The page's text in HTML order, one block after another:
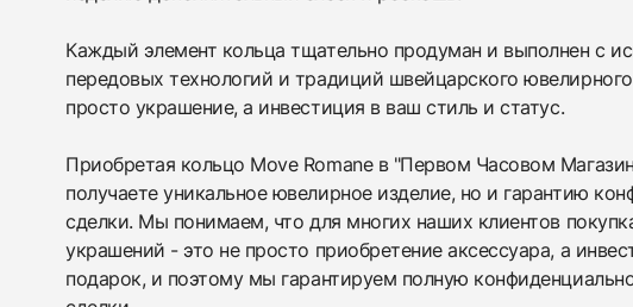
Каждый элемент кольца тщательно продуман и выполнен с
передовых технологий и традиций швейцарского
просто украшение, а инвестиция в ваш стиль и статус.
Приобретая кольцо Move Romane в "Первом Часовом
получаете уникальное ювелирное изделие, но и гарантию
сделки. Мы понимаем, что для многих наших клиентов
украшений - это не просто приобретение аксессуара, а
подарок, и поэтому мы гарантируем полную
Оставьте
вами
вами